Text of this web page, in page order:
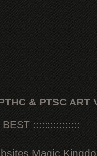
& PTSC ART
::::::::::::::::
Magic